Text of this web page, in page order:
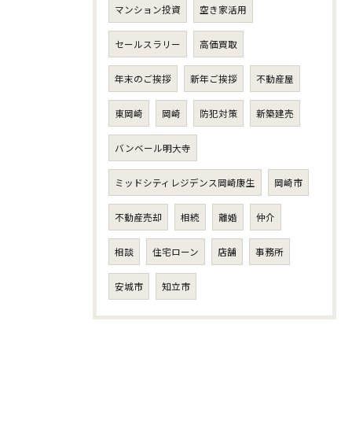
マンション投資 空き家活用
セールスラリー 高価買取
年末のご挨拶 新年ご挨拶 不動産屋
東岡崎 岡崎 防犯対策 新築建売
バンベール明大寺
ミッドシティレジデンス岡崎康生 岡崎市
不動産売却 相続 離婚 仲介
相談 住宅ローン 店舗 事務所
安城市 知立市